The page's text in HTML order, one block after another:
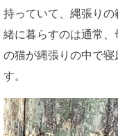
持っていて、縄張り
緒に暮らすのは通常
の猫が縄張りの中で
す。